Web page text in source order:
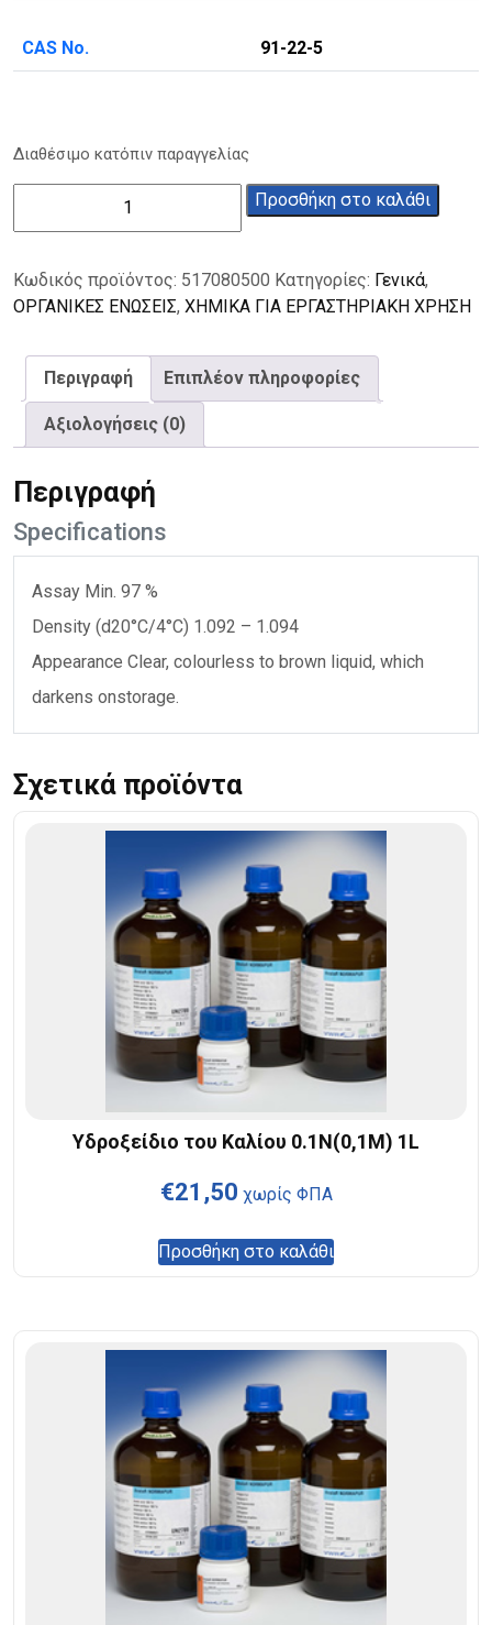
CAS No. 91-22-5
Διαθέσιμο κατόπιν παραγγελίας
ποσότητα
Προσθήκη στο καλάθι
Κωδικός προϊόντος: 517080500 Κατηγορίες: Γενικά,
ΟΡΓΑΝΙΚΕΣ ΕΝΩΣΕΙΣ, ΧΗΜΙΚΑ ΓΙΑ ΕΡΓΑΣΤΗΡΙΑΚΗ ΧΡΗΣΗ
Περιγραφή Επιπλέον πληροφορίες
Αξιολογήσεις (0)
Περιγραφή
Specifications
Assay Min. 97 %
Density (d20°C/4°C) 1.092 – 1.094
Appearance Clear, colourless to brown liquid, which
darkens onstorage.
Σχετικά προϊόντα
Υδροξείδιο του Καλίου 0.1N(0,1M) 1L
€21,50 χωρίς ΦΠΑ
Προσθήκη στο καλάθι